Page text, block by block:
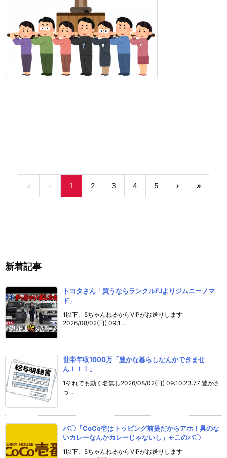
« ‹ 1 2 3 4 5 › »
新着記事
トヨタさん「買うならランクルFJよりジムニーノマ
ド」
1以下、5ちゃんねるからVIPがお送りします
2026/08/02(日) 09:1 ...
世帯年収1000万「豊かな暮らしなんかできませ
ん！！！」
1それでも動く名無し2026/08/02(日) 09:10:23.77 豊かさ
っ ...
バ〇「CoCo壱はトッピング前提だからアホ！具のな
いカレーなんかカレーじゃないし」←このバ〇
1以下、5ちゃんねるからVIPがお送りします